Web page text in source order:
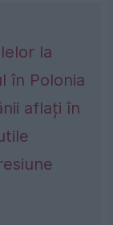
la
în Polonia
aflați în